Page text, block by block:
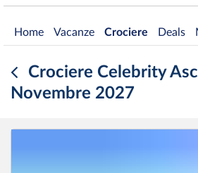
Home Vacanze Crociere Deals
Crociere Celebrity
Novembre 2027